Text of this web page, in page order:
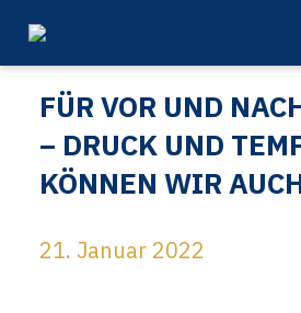
FÜR VOR UND
– DRUCK UND
KÖNNEN WIR
21. Januar 2022